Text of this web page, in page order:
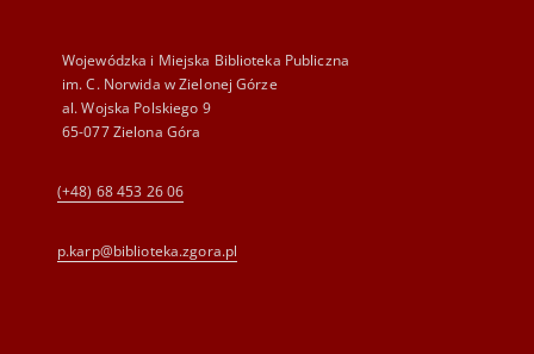
Wojewódzka i Miejska Biblioteka Publiczna
im. C. Norwida w Zielonej Górze
al. Wojska Polskiego 9
65-077 Zielona Góra
(+48) 68 453 26 06
p.karp@biblioteka.zgora.pl